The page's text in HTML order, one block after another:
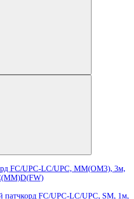
FC/UPC-LC/UPC, MM(OM3), 3м,